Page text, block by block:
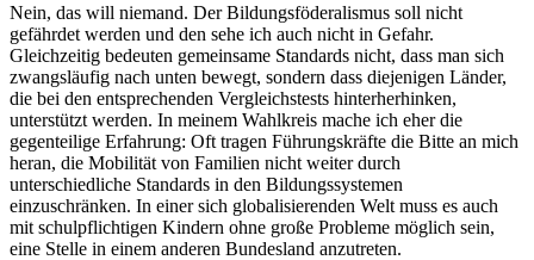
Nein, das will niemand. Der Bildungsföderalismus soll nicht
gefährdet werden und den sehe ich auch nicht in Gefahr.
Gleichzeitig bedeuten gemeinsame Standards nicht, dass man sich
zwangsläufig nach unten bewegt, sondern dass diejenigen Länder,
die bei den entsprechenden Vergleichstests hinterherhinken,
unterstützt werden. In meinem Wahlkreis mache ich eher die
gegenteilige Erfahrung: Oft tragen Führungskräfte die Bitte an mich
heran, die Mobilität von Familien nicht weiter durch
unterschiedliche Standards in den Bildungssystemen
einzuschränken. In einer sich globalisierenden Welt muss es auch
mit schulpflichtigen Kindern ohne große Probleme möglich sein,
eine Stelle in einem anderen Bundesland anzutreten.